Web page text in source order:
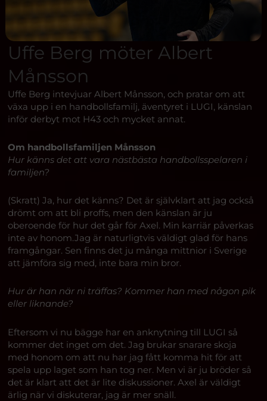
Uffe Berg möter Albert
Månsson
Uffe Berg intevjuar Albert Månsson, och pratar om att
växa upp i en handbollsfamilj, äventyret i LUGI, känslan
inför derbyt mot H43 och mycket annat.
Om handbollsfamiljen Månsson
Hur känns det att vara nästbästa handbollsspelaren i
familjen?
(Skratt) Ja, hur det känns? Det är självklart att jag också
drömt om att bli proffs, men den känslan är ju
oberoende för hur det går för Axel. Min karriär påverkas
inte av honom.Jag är naturligtvis väldigt glad för hans
framgångar. Sen finns det ju många mittnior i Sverige
att jämföra sig med, inte bara min bror.
Hur är han när ni träffas? Kommer han med någon pik
eller liknande?
Eftersom vi nu bägge har en anknytning till LUGI så
kommer det inget om det. Jag brukar snarare skoja
med honom om att nu har jag fått komma hit för att
spela upp laget som han tog ner. Men vi är ju bröder så
det är klart att det är lite diskussioner. Axel är väldigt
ärlig när vi diskuterar, jag är mer snäll.